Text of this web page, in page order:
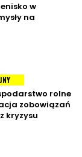
w
na
rolne
zobowiązań
kryzysu